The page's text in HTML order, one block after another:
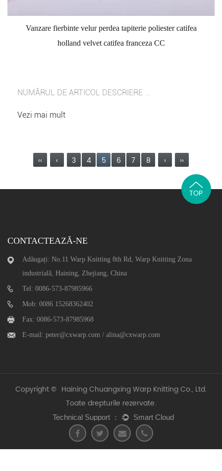
Vanzare fierbinte velur perdea tapiterie poliester catifea
holland velvet catifea franceza CC
NUMĂRUL DE ARTICOL DESCRIERE ...
Vezi mai mult
‹‹ ‹ 3 4 5 6 7 8 › ››
CONTACTEAZĂ-NE
Adăugați: No.11 Warp Knitting 8th Rd, Warp Knitting Zona
industrială, Haining, Zhejiang, China
Tel: 0086-573-87985966
Mob: 0086 15268362402
Fax: 0086-573-87985968
E-mail: peter@cxwarp.com / alina@cxwarp.com
TOP
Copyright © Haining Chuangxing Warp Knitting Co., Ltd.
Toate drepturile rezervate.